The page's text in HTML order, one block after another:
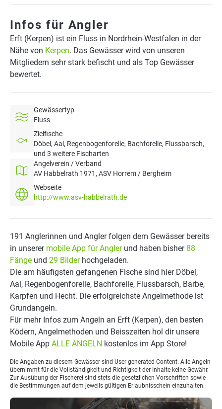
Infos für Angler
Erft (Kerpen) ist ein Fluss in Nordrhein-Westfalen in der
Nähe von Kerpen. Das Gewässer wird von unseren
Mitgliedern sehr stark befischt und als Top Gewässer
bewertet.
Gewässertyp
Fluss
Zielfische
Döbel, Aal, Regenbogenforelle, Bachforelle, Flussbarsch,
und 3 weitere Fischarten
Angelverein / Verband
AV Habbelrath 1971, ASV Horrem / Bergheim
Webseite
http://www.asv-habbelrath.de
191 Anglerinnen und Angler folgen dem Gewässer bereits
in unserer mobile App für Anglerund haben bisher 88
Fänge und 29 Bilderhochgeladen.
Die am häufigsten gefangenen Fische sind hier Döbel,
Aal, Regenbogenforelle, Bachforelle, Flussbarsch, Barbe,
Karpfen und Hecht. Die erfolgreichste Angelmethode ist
Grundangeln.
Für mehr Infos zum Angeln an Erft (Kerpen), den besten
Ködern, Angelmethoden und Beisszeiten hol dir unsere
Mobile App ALLE ANGELN kostenlos im App Store!
Die Angaben zu diesem Gewässer sind User generated Content. Alle Angeln
übernimmt für die Vollständigkeit und Richtigkeit der Inhalte keine Gewähr.
Zur Ausübung der Fischerei sind stets die gesetzlichen Vorschriften sowie
die Bestimmungen auf dem jeweils gültigen Erlaubnisschein einzuhalten.